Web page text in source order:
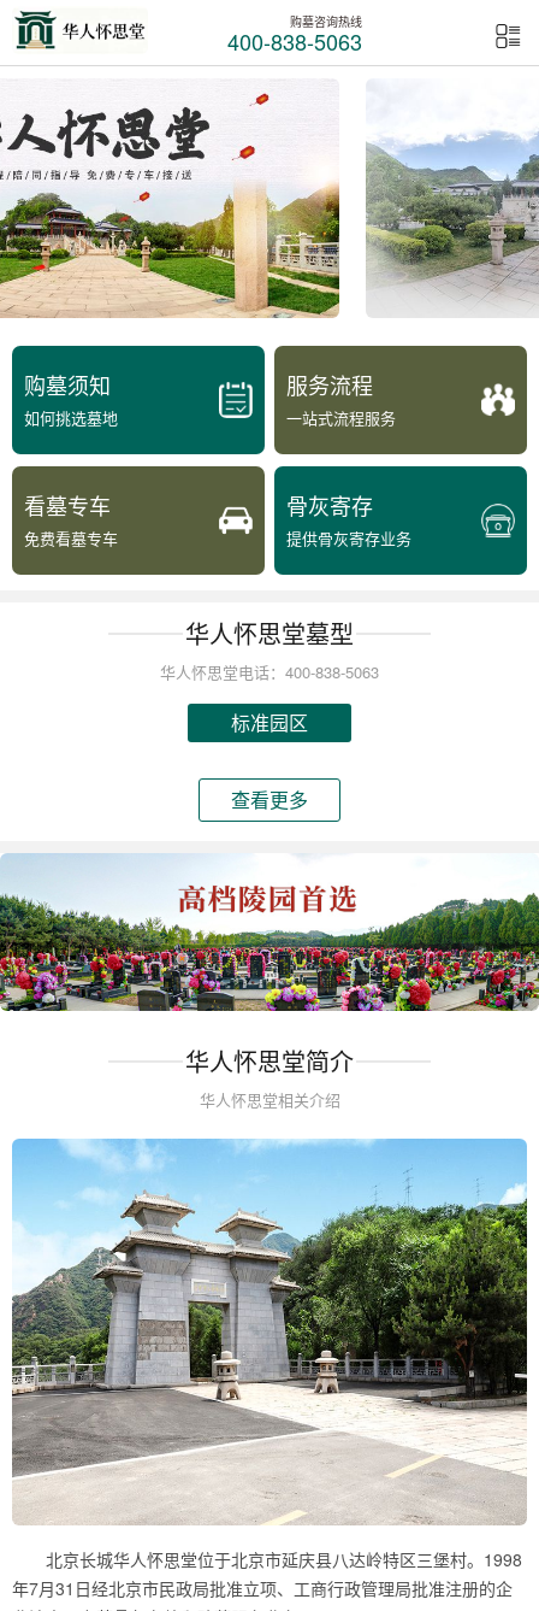
购墓咨询热线
400-838-5063
购墓须知
如何挑选墓地
服务流程
一站式流程服务
看墓专车
免费看墓专车
骨灰寄存
提供骨灰寄存业务
华人怀思堂墓型
华人怀思堂电话：400-838-5063
标准园区
查看更多
华人怀思堂简介
华人怀思堂相关介绍
北京长城华人怀思堂位于北京市延庆县八达岭特区三堡村。1998
年7月31日经北京市民政局批准立项、工商行政管理局批准注册的企